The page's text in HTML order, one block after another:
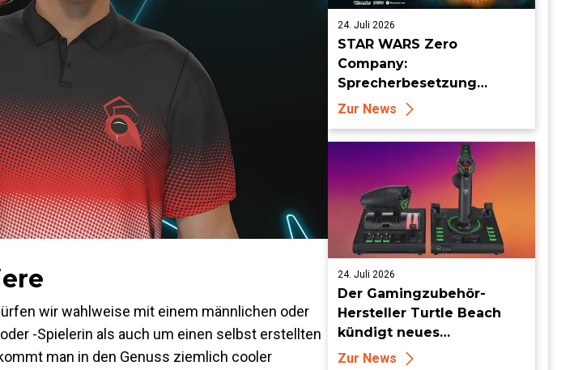
wir wahlweise mit einem männlichen oder
-Spielerin als auch um einen selbst erstellten
man in den Genuss ziemlich cooler
24. Juli 2026
STAR WARS Zero
Company:
Sprecherbesetzung
enthüllt und Auftritt auf
der San Diego Comic Con
angekündigt
Zur News
24. Juli 2026
Der Gamingzubehör-
Hersteller Turtle Beach
kündigt neues
Flugsimulationszubehör
Zur News